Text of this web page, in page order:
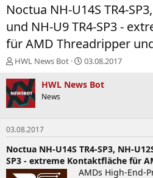
Noctua NH-U14S TR4-
und NH-U9 TR4-SP3 -
für AMD Threadripper
E
s
t
e
e
r
HWL News Bot
E
s
t
a
m
03.08.2017
HWL News Bot
News
03.08.2017
Noctua NH-U14S TR4-SP3, NH-
SP3 - extreme Kontaktfläche für
AMDs High-End-